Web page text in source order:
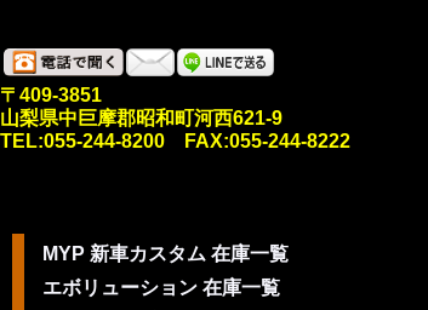
〒409-3851
山梨県中巨摩郡昭和町河西621-9
TEL:055-244-8200 FAX:055-244-8222
MYP 新車カスタム 在庫一覧
エボリューション 在庫一覧